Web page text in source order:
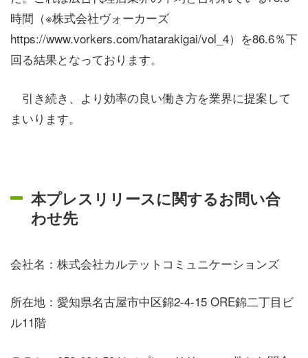
時間（※株式会社ヴォーカーズ
https://www.vorkers.com/hatarakigai/vol_4）を86.6％下
回る結果となっております。
引き続き、より効率の良い働き方を業界に提案して
まいります。
本プレスリリースに関するお問い合
わせ先
会社名：株式会社カルテットコミュニケーションズ
所在地： 愛知県名古屋市中区錦2-4-15 ORE錦二丁目ビ
ル11階